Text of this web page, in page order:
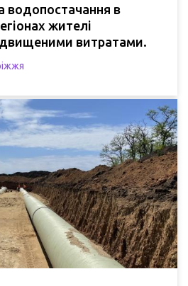
водопостачання в
жителі
витратами.